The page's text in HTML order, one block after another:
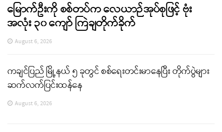
မြောက်ဦးကို စစ်တပ်က လေယာဉ်အုပ်စုဖြင့် ဗုံး
အလုံး ၃၀ ကျော် ကြဲချတိုက်ခိုက်
August 6, 2026
ကချင်ပြည် မြို့နယ် ၅ ခုတွင် စစ်ရေးတင်းမာနေပြီး တိုက်ပွဲများ
ဆက်လက်ပြင်းထန်နေ
August 6, 2026